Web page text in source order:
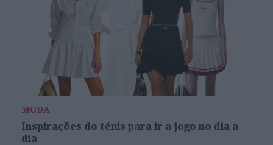
MODA
Inspirações do ténis para ir a jogo no dia a
dia